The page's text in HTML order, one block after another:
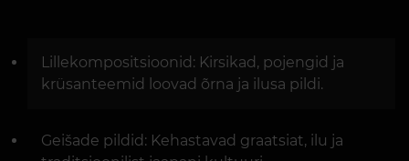
Lillekompositsioonid: Kirsikad, pojengid ja
krüsanteemid loovad õrna ja ilusa pildi.
Geišade pildid: Kehastavad graatsiat, ilu ja